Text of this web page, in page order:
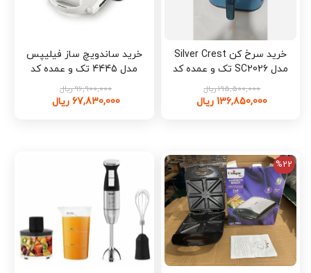
خرید سرخ کن Silver Crest
مدل SC2026 تک و عمده کد
L1698
195,500,000 ریال
136,850,000 ریال
خرید ساندویچ ساز فیلیپس
مدل 4445 تک و عمده کد
L1692
96,900,000 ریال
67,830,000 ریال
%22